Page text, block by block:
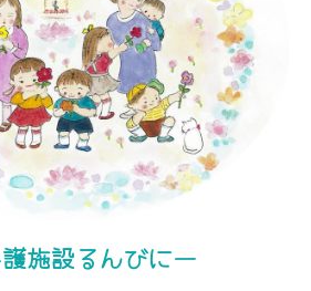
施設るんびにー